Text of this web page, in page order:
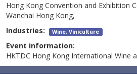
Hong Kong Convention and Exhibition
Wanchai Hong Kong,
Industries: Wine, Viniculture
Event information:
HKTDC Hong Kong International Wine